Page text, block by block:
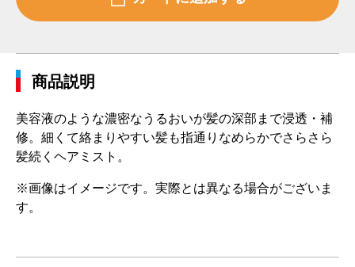
商品説明
美容液のような濃密なうるおいが髪の深部まで浸透・補
修。細くて絡まりやすい髪も指通りなめらかでさらさら
髪続くヘアミスト。
※画像はイメージです。実際とは異なる場合がございま
す。